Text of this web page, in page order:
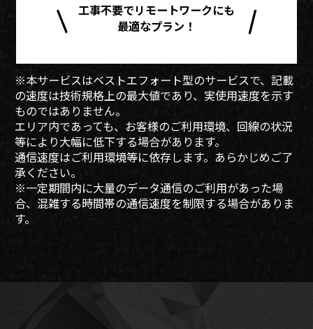
工事不要でリモートワークにも
最適なプラン！
※本サービスはベストエフォート型のサービスで、記載
の速度は技術規格上の最大値であり、実使用速度を示す
ものではありません。
エリア内であっても、お客様のご利用環境、回線の状況
等により大幅に低下する場合があります。
通信速度はご利用環境等に依存します。あらかじめご了
承ください。
※一定期間内に大量のデータ通信のご利用があった場
合、混雑する時間帯の通信速度を制限する場合がありま
す。